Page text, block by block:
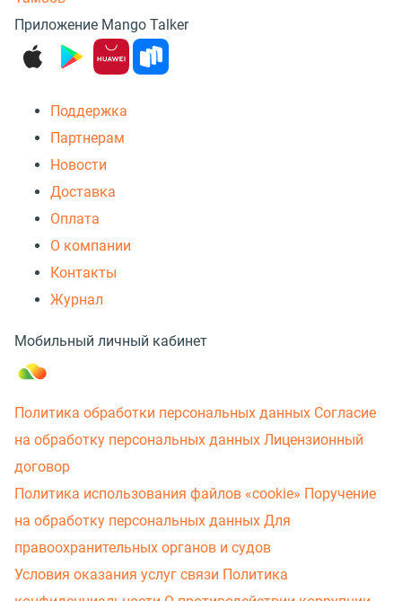
Приложение Mango Talker
Поддержка
Партнерам
Новости
Доставка
Оплата
О компании
Контакты
Журнал
Мобильный личный кабинет
Политика обработки персональных данных Согласие
на обработку персональных данных Лицензионный
договор
Политика использования файлов «cookie» Поручение
на обработку персональных данных Для
правоохранительных органов и судов
Условия оказания услуг связи Политика